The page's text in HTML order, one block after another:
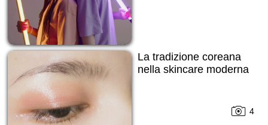
La tradizione coreana
nella skincare moderna
4